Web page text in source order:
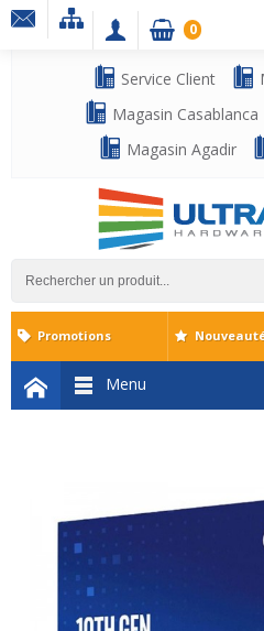
Service Client
Magasin Casablanca
Magasin Agadir
0
Menu
Promotions